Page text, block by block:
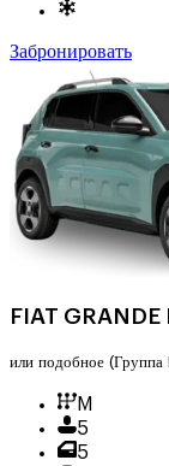
Забронировать
FIAT GRANDE
или подобное (Группа
M
5
5